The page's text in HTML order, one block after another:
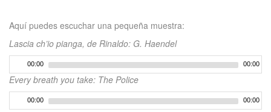
Aquí puedes escuchar una pequeña muestra:
Lascia ch’io pianga, de Rinaldo: G. Haendel
00:00 00:00
Every breath you take: The Police
00:00 00:00